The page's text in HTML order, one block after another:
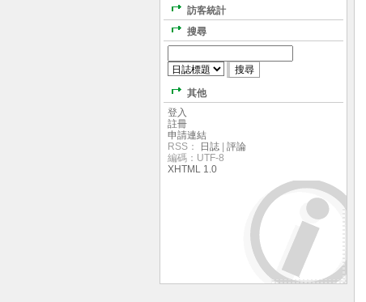
訪客統計
搜尋
其他
登入
註冊
申請連結
RSS：
日誌
評論
編碼：UTF-8
XHTML 1.0